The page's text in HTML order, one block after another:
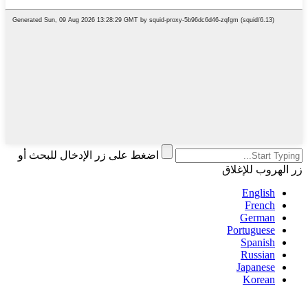
اضغط على زر الإدخال للبحث أو
زر الهروب للإغلاق
English
French
German
Portuguese
Spanish
Russian
Japanese
Korean